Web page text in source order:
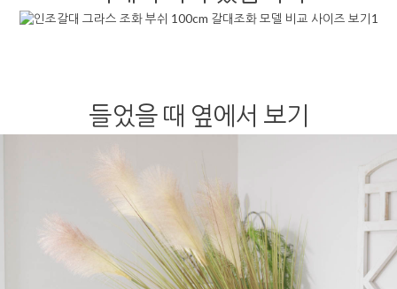
들었을 때 옆에서 보기